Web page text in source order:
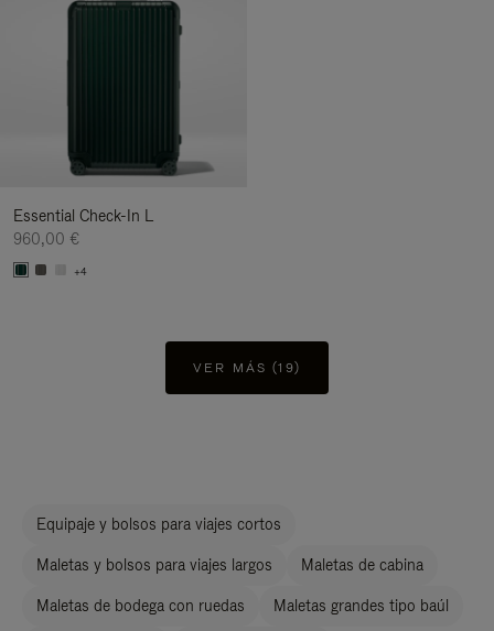
Essential Check-In L
960,00 €
+4
VER MÁS (19)
Equipaje y bolsos para viajes cortos
Maletas y bolsos para viajes largos Maletas de cabina
Maletas de bodega con ruedas Maletas grandes tipo baúl